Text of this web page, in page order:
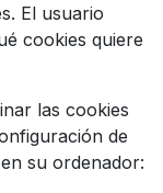
El usuario
cookies quiere
las cookies
de
su ordenador: